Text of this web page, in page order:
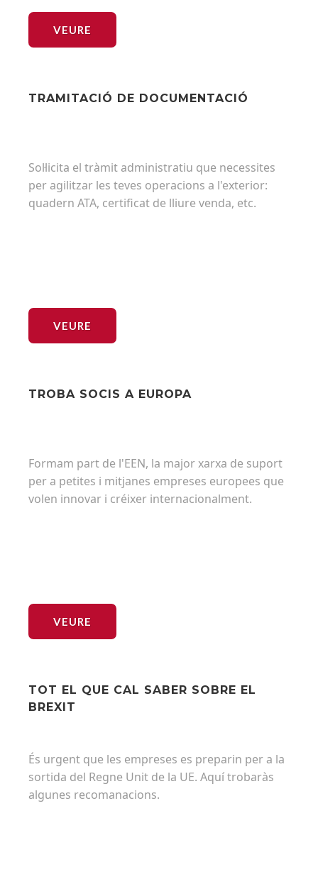
VEURE
TRAMITACIÓ DE DOCUMENTACIÓ
Sol·licita el tràmit administratiu que necessites
per agilitzar les teves operacions a l'exterior:
quadern ATA, certificat de lliure venda, etc.
VEURE
TROBA SOCIS A EUROPA
Formam part de l'EEN, la major xarxa de suport
per a petites i mitjanes empreses europees que
volen innovar i créixer internacionalment.
VEURE
TOT EL QUE CAL SABER SOBRE EL
BREXIT
És urgent que les empreses es preparin per a la
sortida del Regne Unit de la UE. Aquí trobaràs
algunes recomanacions.